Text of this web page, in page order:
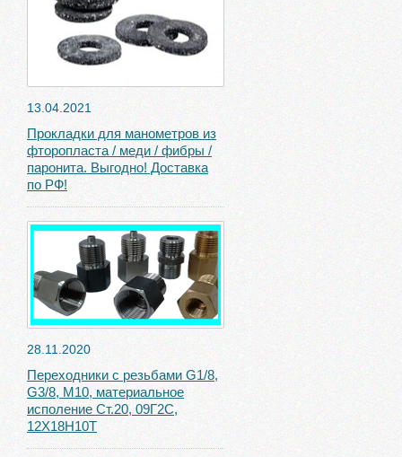
13.04.2021
Прокладки для манометров из
фторопласта / меди / фибры /
паронита. Выгодно! Доставка
по РФ!
28.11.2020
Переходники с резьбами G1/8,
G3/8, М10, материальное
исполение Ст.20, 09Г2С,
12Х18Н10Т